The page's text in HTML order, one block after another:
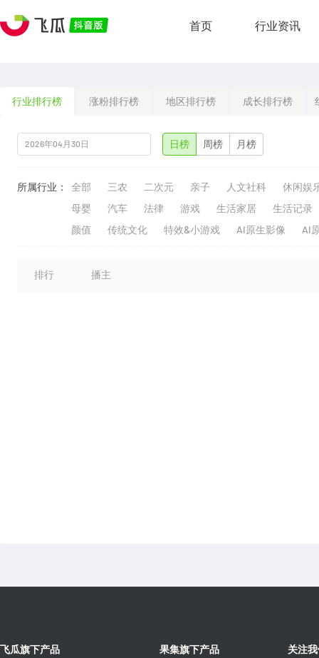
首页 行业资讯
行业排行榜 涨粉排行榜 地区排行榜 成长排行榜
日榜 周榜 月榜
所属行业： 全部 三农 二次元 亲子 人文社科
休闲娱
母婴
汽车 法律 游戏 生活家居
生活记录
颜值
传统文化 特效&小游戏 AI原生影像 AI
排行 播主
飞瓜旗下产品 果集旗下产品 关注